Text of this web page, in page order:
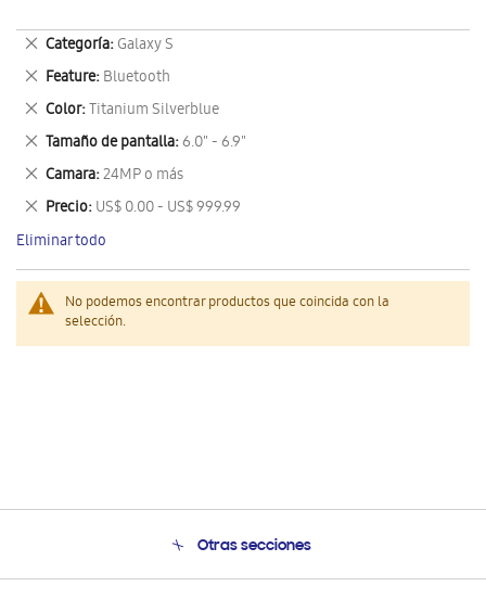
No podemos encontrar productos que coincida con la
selección.
Categoría Galaxy S
Eliminar
este
artículo
Feature Bluetooth
Eliminar
este
artículo
Color Titanium Silverblue
Eliminar
este
artículo
Tamaño de pantalla 6.0" - 6.9"
Eliminar
este
artículo
Camara 24MP o más
Eliminar
este
artículo
Precio US$ 0.00 - US$ 999.99
Eliminar
este
artículo
Eliminar todo
Otras secciones